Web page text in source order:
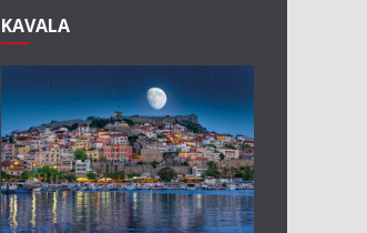
KAVALA